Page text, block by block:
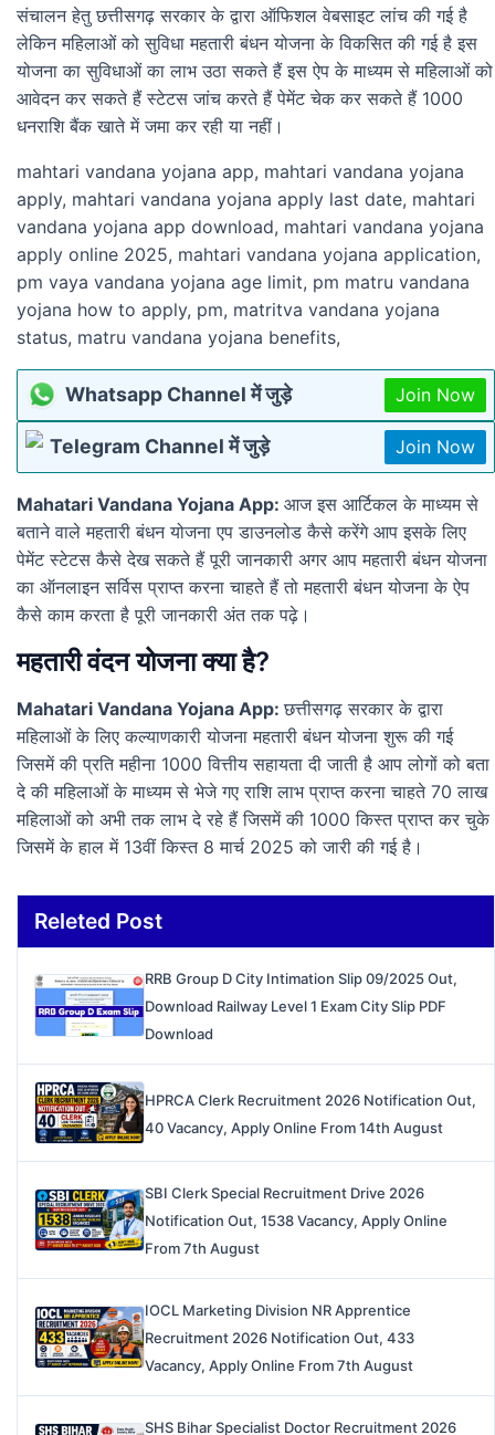
संचालन हेतु छत्तीसगढ़ सरकार के द्वारा ऑफिशल वेबसाइट लांच की गई है
लेकिन महिलाओं को सुविधा महतारी बंधन योजना के विकसित की गई है इस
योजना का सुविधाओं का लाभ उठा सकते हैं इस ऐप के माध्यम से महिलाओं को
आवेदन कर सकते हैं स्टेटस जांच करते हैं पेमेंट चेक कर सकते हैं 1000
धनराशि बैंक खाते में जमा कर रही या नहीं।
mahtari vandana yojana app, mahtari vandana yojana
apply, mahtari vandana yojana apply last date, mahtari
vandana yojana app download, mahtari vandana yojana
apply online 2025, mahtari vandana yojana application,
pm vaya vandana yojana age limit, pm matru vandana
yojana how to apply, pm, matritva vandana yojana
status, matru vandana yojana benefits,
Whatsapp Channel में जुड़े Join Now
Telegram Channel में जुड़े Join Now
Mahatari Vandana Yojana App: आज इस आर्टिकल के माध्यम से
बताने वाले महतारी बंधन योजना एप डाउनलोड कैसे करेंगे आप इसके लिए
पेमेंट स्टेटस कैसे देख सकते हैं पूरी जानकारी अगर आप महतारी बंधन योजना
का ऑनलाइन सर्विस प्राप्त करना चाहते हैं तो महतारी बंधन योजना के ऐप
कैसे काम करता है पूरी जानकारी अंत तक पढ़े।
महतारी वंदन योजना क्या है?
Mahatari Vandana Yojana App:छत्तीसगढ़ सरकार के द्वारा
महिलाओं के लिए कल्याणकारी योजना महतारी बंधन योजना शुरू की गई
जिसमें की प्रति महीना 1000 वित्तीय सहायता दी जाती है आप लोगों को बता
दे की महिलाओं के माध्यम से भेजे गए राशि लाभ प्राप्त करना चाहते 70 लाख
महिलाओं को अभी तक लाभ दे रहे हैं जिसमें की 1000 किस्त प्राप्त कर चुके
जिसमें के हाल में 13वीं किस्त 8 मार्च 2025 को जारी की गई है।
Releted Post
RRB Group D City Intimation Slip 09/2025 Out,
Download Railway Level 1 Exam City Slip PDF
Download
HPRCA Clerk Recruitment 2026 Notification Out,
40 Vacancy, Apply Online From 14th August
SBI Clerk Special Recruitment Drive 2026
Notification Out, 1538 Vacancy, Apply Online
From 7th August
IOCL Marketing Division NR Apprentice
Recruitment 2026 Notification Out, 433
Vacancy, Apply Online From 7th August
SHS Bihar Specialist Doctor Recruitment 2026